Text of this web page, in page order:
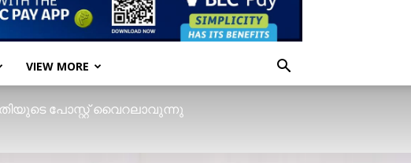
VIEW MORE
പോസ്റ്റ് വൈറലാവുന്നു